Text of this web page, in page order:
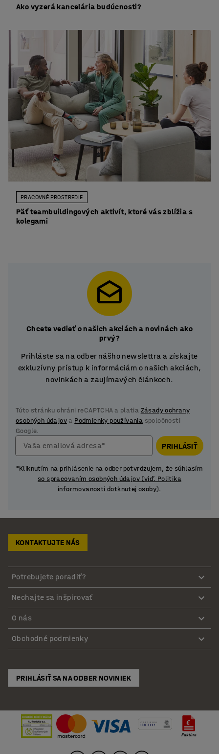
Ako vyzerá kancelária budúcnosti?
PRACOVNÉ PROSTREDIE
Päť teambuildingových aktivít, ktoré vás zblížia s
kolegami
Chcete vedieť o našich akciách a novinách ako
prvý?
Prihláste sa na odber nášho newslettra a získajte
exkluzívny prístup k informáciám o našich akciách,
novinkách a zaujímavých článkoch.
Túto stránku chráni reCAPTCHA a platia Zásady ochrany
osobných údajov a Podmienky používania spoločnosti
Google.
Vaša emailová adresa* PRIHLÁSIŤ
*Kliknutím na prihlásenie na odber potvrdzujem, že súhlasím
so spracovaním osobných údajov (viď. Politika
informovanosti dotknutej osoby).
KONTAKTUJTE NÁS
Potrebujete poradiť?
Nechajte sa inšpirovať
O nás
Obchodné podmienky
PRIHLÁSIŤ SA NA ODBER NOVINIEK